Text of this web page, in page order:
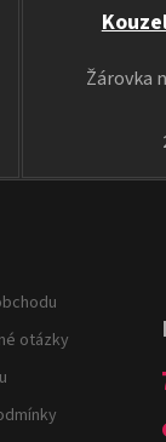
Žárovka
otázky